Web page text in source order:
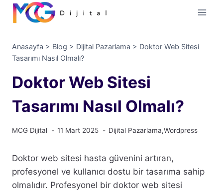
İçeriğe
geç
Anasayfa > Blog > Dijital Pazarlama > Doktor Web Sitesi
Tasarımı Nasıl Olmalı?
Doktor Web Sitesi
Tasarımı Nasıl Olmalı?
MCG Dijital 11 Mart 2025 Dijital Pazarlama,Wordpress
Doktor web sitesi hasta güvenini artıran,
profesyonel ve kullanıcı dostu bir tasarıma sahip
olmalıdır. Profesyonel bir doktor web sitesi